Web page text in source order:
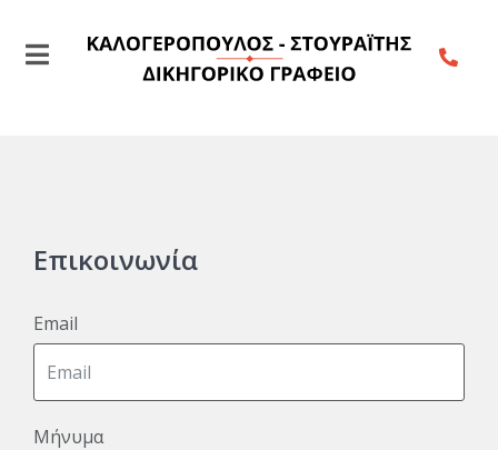
Επικοινωνία
Email
Μήνυμα